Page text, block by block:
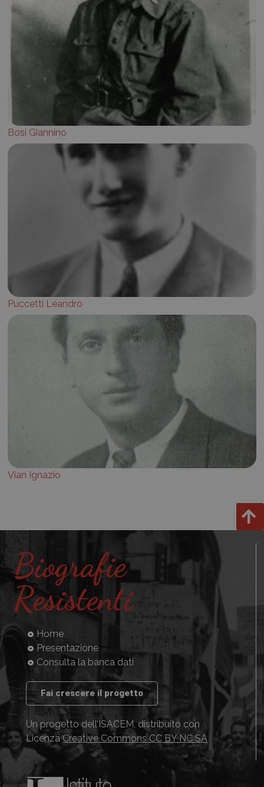
Bosi Giannino
Puccetti Leandro
Vian Ignazio
Biografie
Resistenti
Home
Presentazione
Consulta la banca dati
Fai crescere il progetto
Un progetto dell’ISACEM, distribuito con
LicenzaCreative Commons CC BY NC SA